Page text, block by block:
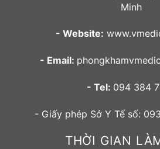
Minh
- Website:
- Email:
- Tel: 094 384
- Giấy phép Sở Y Tế số:
THỜI GIAN